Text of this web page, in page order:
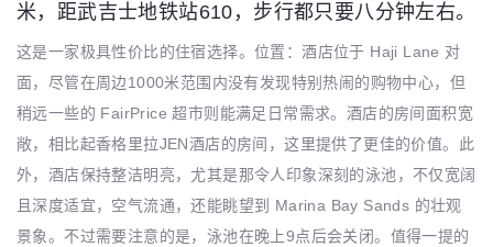
米，距武吉士地铁站610，步行都只要八分钟左右。
这是一家极具性价比的住宿选择。位置：酒店位于 Haji Lane 对
面，尽管在周边1000米范围内没有发现特别热闹的购物中心，但
稍远一些的 FairPrice 超市则能满足日常需求。酒店的房间面积宽
敞，相比起香格里拉JEN酒店的房间，这里提供了更佳的价值。此
外，酒店保持整洁明亮，尤其是那令人印象深刻的泳池，不仅宽阔
且深度适宜，空气流通，还能眺望到 Marina Bay Sands 的壮观
景象。不过需要注意的是，泳池在晚上9点后会关闭。值得一提的